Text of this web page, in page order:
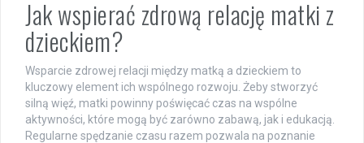
Jak wspierać zdrową relację matki z
dzieckiem?
Wsparcie zdrowej relacji między matką a dzieckiem to
kluczowy element ich wspólnego rozwoju. Żeby stworzyć
silną więź, matki powinny poświęcać czas na wspólne
aktywności, które mogą być zarówno zabawą, jak i edukacją.
Regularne spędzanie czasu razem pozwala na poznanie